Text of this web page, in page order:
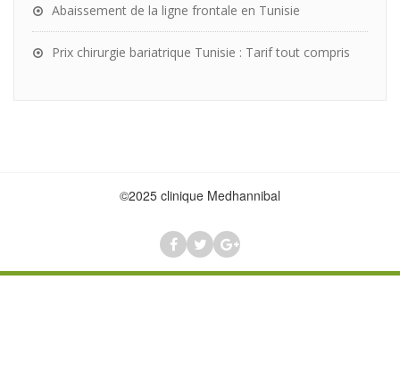
Abaissement de la ligne frontale en Tunisie
Prix chirurgie bariatrique Tunisie : Tarif tout compris
©2025 clinique Medhannibal